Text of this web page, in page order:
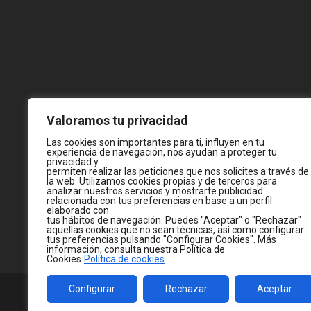
Valoramos tu privacidad
Las cookies son importantes para ti, influyen en tu
experiencia de navegación, nos ayudan a proteger tu
privacidad y
permiten realizar las peticiones que nos solicites a través de
la web. Utilizamos cookies propias y de terceros para
analizar nuestros servicios y mostrarte publicidad
relacionada con tus preferencias en base a un perfil
elaborado con
tus hábitos de navegación. Puedes "Aceptar" o "Rechazar"
aquellas cookies que no sean técnicas, así como configurar
tus preferencias pulsando "Configurar Cookies". Más
información, consulta nuestra Política de
Cookies Política de cookies
Configurar Rechazar Aceptar
© 2026WWW.JC-CASTELLA.COM— MADE WITH